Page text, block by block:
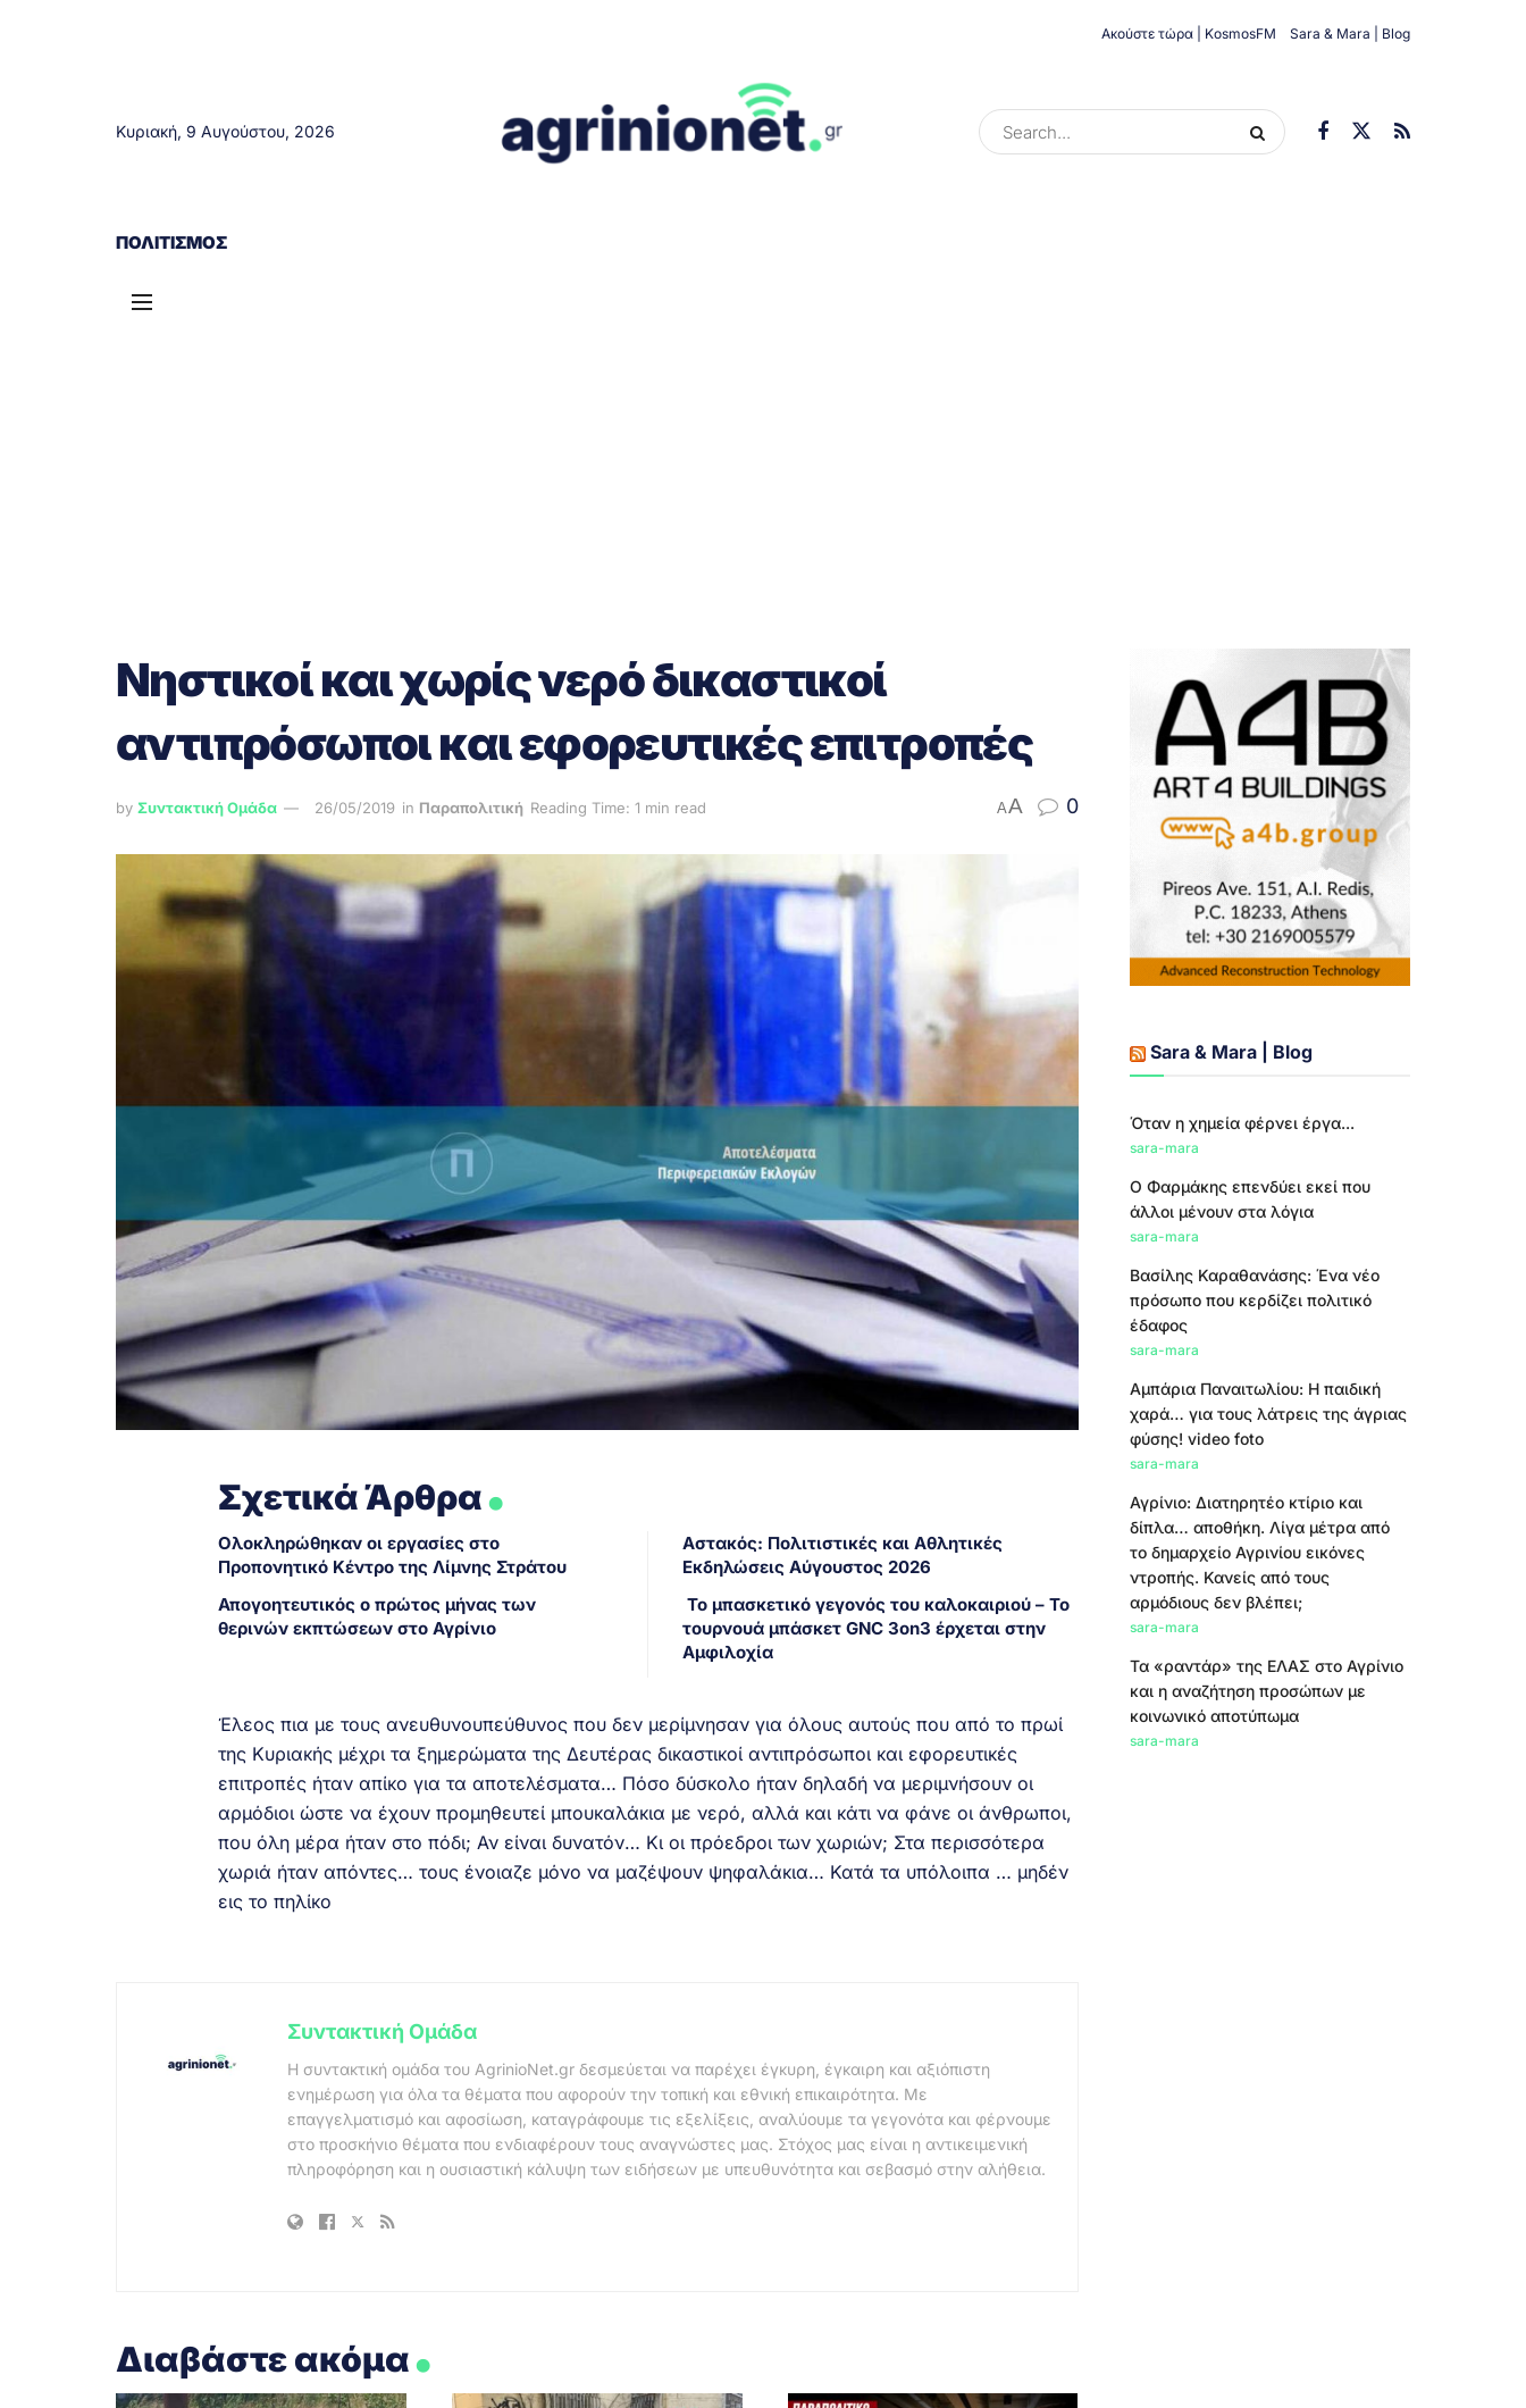
Ακούστε τώρα | KosmosFM Sara & Mara | Blog
Κυριακή, 9 Αυγούστου, 2026
ΠΟΛΙΤΙΣΜΌΣ
Νηστικοί και χωρίς νερό δικαστικοί
αντιπρόσωποι και εφορευτικές επιτροπές
by Συντακτική Ομάδα 26/05/2019 in Παραπολιτική Reading Time: 1 min read AA 0
Σχετικά Άρθρα.
Ολοκληρώθηκαν οι εργασίες στο
Προπονητικό Κέντρο της Λίμνης Στράτου
Απογοητευτικός ο πρώτος μήνας των
θερινών εκπτώσεων στο Αγρίνιο
Αστακός: Πολιτιστικές και Αθλητικές
Εκδηλώσεις Αύγουστος 2026
Το μπασκετικό γεγονός του καλοκαιριού – Το
τουρνουά μπάσκετ GNC 3on3 έρχεται στην
Αμφιλοχία
Έλεος πια με τους ανευθυνουπεύθυνος που δεν μερίμνησαν για όλους αυτούς που από το πρωί
της Κυριακής μέχρι τα ξημερώματα της Δευτέρας δικαστικοί αντιπρόσωποι και εφορευτικές
επιτροπές ήταν απίκο για τα αποτελέσματα… Πόσο δύσκολο ήταν δηλαδή να μεριμνήσουν οι
αρμόδιοι ώστε να έχουν προμηθευτεί μπουκαλάκια με νερό, αλλά και κάτι να φάνε οι άνθρωποι,
που όλη μέρα ήταν στο πόδι; Αν είναι δυνατόν… Κι οι πρόεδροι των χωριών; Στα περισσότερα
χωριά ήταν απόντες… τους ένοιαζε μόνο να μαζέψουν ψηφαλάκια… Κατά τα υπόλοιπα … μηδέν
εις το πηλίκο
Συντακτική Ομάδα
Η συντακτική ομάδα του AgrinioNet.gr δεσμεύεται να παρέχει έγκυρη, έγκαιρη και αξιόπιστη
ενημέρωση για όλα τα θέματα που αφορούν την τοπική και εθνική επικαιρότητα. Με
επαγγελματισμό και αφοσίωση, καταγράφουμε τις εξελίξεις, αναλύουμε τα γεγονότα και φέρνουμε
στο προσκήνιο θέματα που ενδιαφέρουν τους αναγνώστες μας. Στόχος μας είναι η αντικειμενική
πληροφόρηση και η ουσιαστική κάλυψη των ειδήσεων με υπευθυνότητα και σεβασμό στην αλήθεια.
Διαβάστε ακόμα.
Sara & Mara | Blog
Όταν η χημεία φέρνει έργα...
sara-mara
Ο Φαρμάκης επενδύει εκεί που
άλλοι μένουν στα λόγια
sara-mara
Βασίλης Καραθανάσης: Ένα νέο
πρόσωπο που κερδίζει πολιτικό
έδαφος
sara-mara
Αμπάρια Παναιτωλίου: Η παιδική
χαρά… για τους λάτρεις της άγριας
φύσης! video foto
sara-mara
Αγρίνιο: Διατηρητέο κτίριο και
δίπλα… αποθήκη. Λίγα μέτρα από
το δημαρχείο Αγρινίου εικόνες
ντροπής. Κανείς από τους
αρμόδιους δεν βλέπει;
sara-mara
Τα «ραντάρ» της ΕΛΑΣ στο Αγρίνιο
και η αναζήτηση προσώπων με
κοινωνικό αποτύπωμα
sara-mara